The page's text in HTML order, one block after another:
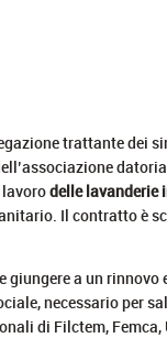
trattante dei
delle lavanderie
Il contratto è
giungere a un
necessario per
di Filctem,